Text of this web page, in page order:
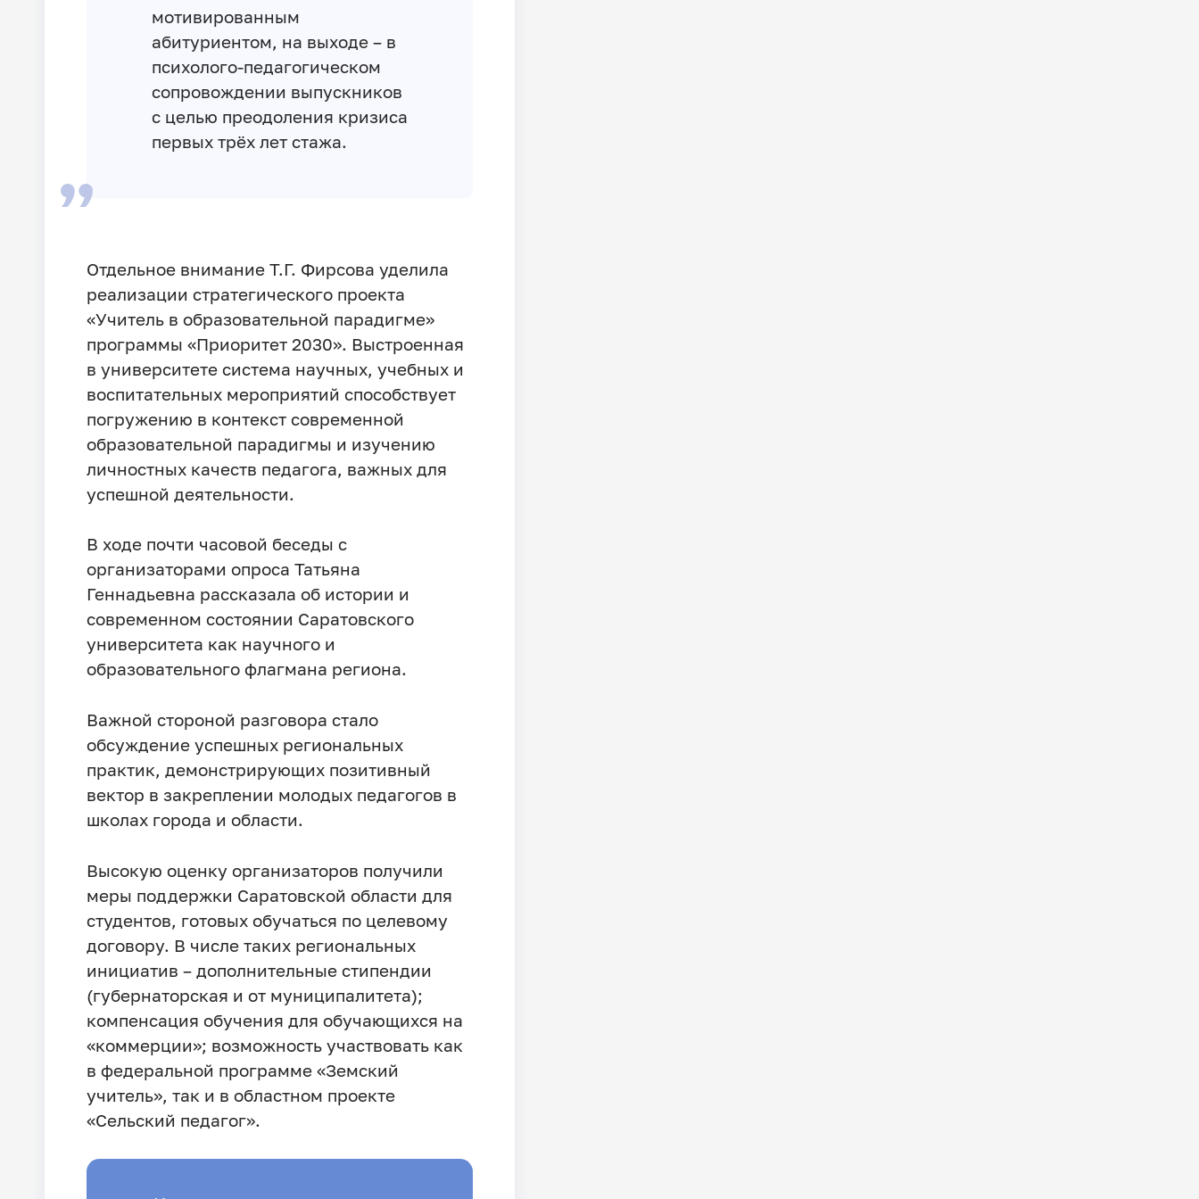
мотивированным
абитуриентом, на выходе – в
психолого-педагогическом
сопровождении выпускников
с целью преодоления кризиса
первых трёх лет стажа.
Отдельное внимание Т.Г. Фирсова уделила
реализации стратегического проекта
«Учитель в образовательной парадигме»
программы «Приоритет 2030». Выстроенная
в университете система научных, учебных и
воспитательных мероприятий способствует
погружению в контекст современной
образовательной парадигмы и изучению
личностных качеств педагога, важных для
успешной деятельности.
В ходе почти часовой беседы с
организаторами опроса Татьяна
Геннадьевна рассказала об истории и
современном состоянии Саратовского
университета как научного и
образовательного флагмана региона.
Важной стороной разговора стало
обсуждение успешных региональных
практик, демонстрирующих позитивный
вектор в закреплении молодых педагогов в
школах города и области.
Высокую оценку организаторов получили
меры поддержки Саратовской области для
студентов, готовых обучаться по целевому
договору. В числе таких региональных
инициатив – дополнительные стипендии
(губернаторская и от муниципалитета);
компенсация обучения для обучающихся на
«коммерции»; возможность участвовать как
в федеральной программе «Земский
учитель», так и в областном проекте
«Сельский педагог».